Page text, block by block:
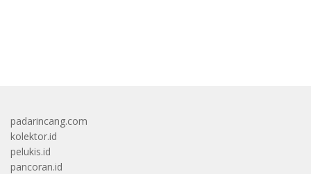
padarincang.com
kolektor.id
pelukis.id
pancoran.id